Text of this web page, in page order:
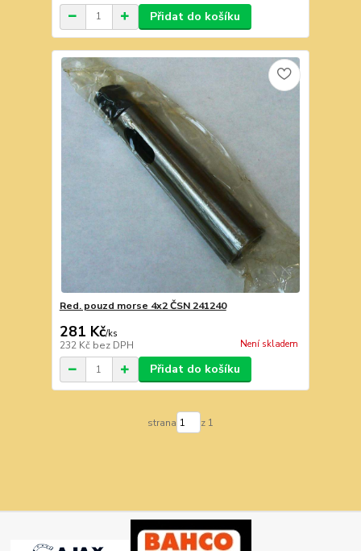
Přidat do košíku
Red. pouzd morse 4x2 ČSN 241240
281 Kč/ks
232 Kč bez DPH Není skladem
Přidat do košíku
strana z 1